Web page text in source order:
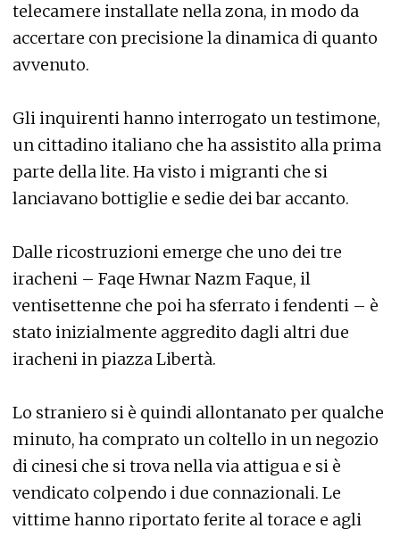
telecamere installate nella zona, in modo da
accertare con precisione la dinamica di quanto
avvenuto.
Gli inquirenti hanno interrogato un testimone,
un cittadino italiano che ha assistito alla prima
parte della lite. Ha visto i migranti che si
lanciavano bottiglie e sedie dei bar accanto.
Dalle ricostruzioni emerge che uno dei tre
iracheni – Faqe Hwnar Nazm Faque, il
ventisettenne che poi ha sferrato i fendenti – è
stato inizialmente aggredito dagli altri due
iracheni in piazza Libertà.
Lo straniero si è quindi allontanato per qualche
minuto, ha comprato un coltello in un negozio
di cinesi che si trova nella via attigua e si è
vendicato colpendo i due connazionali. Le
vittime hanno riportato ferite al torace e agli